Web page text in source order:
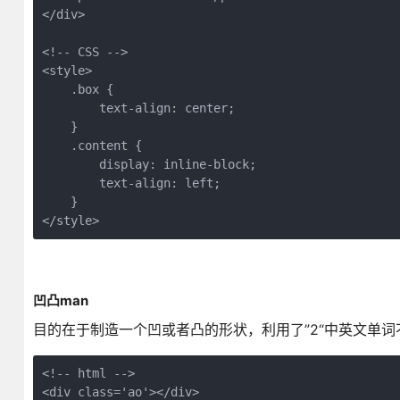
</div>
<!-- CSS -->
<style>
    .box {
        text-align: center;
    }
    .content {
        display: inline-block;
        text-align: left;
    }
</style>
凹凸man
目的在于制造一个凹或者凸的形状，利用了”2“中英文单
<!-- html -->
<div class='ao'></div>